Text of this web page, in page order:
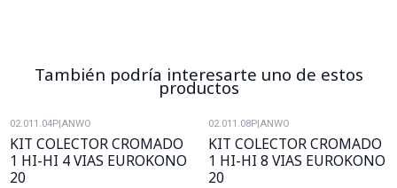
También podría interesarte uno de estos
productos
02.011.04P ANWO
KIT COLECTOR CROMADO
1 HI-HI 4 VIAS EUROKONO
20
02.011.08P ANWO
KIT COLECTOR CROMADO
1 HI-HI 8 VIAS EUROKONO
20